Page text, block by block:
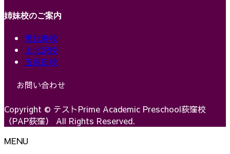
姉妹校のご案内
恵比寿校
上北沢校
五反田校
お問い合わせ
Copyright © テストPrime Academic Preschool荻窪校
（PAP荻窪） All Rights Reserved.
MENU